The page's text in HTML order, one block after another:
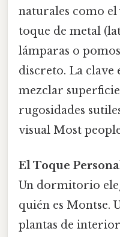
naturales como el
toque de metal
lámparas o
discreto. La clave
mezclar
rugosidades
visual Most
El Toque
Un dormitorio
quién es Montse.
plantas de